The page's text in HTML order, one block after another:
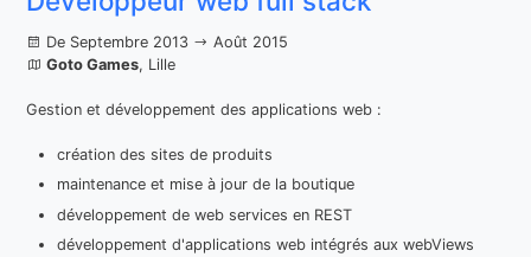
De Septembre 2013
Août 2015
Goto Games, Lille
Gestion et développement des applications web :
création des sites de produits
maintenance et mise à jour de la boutique
développement de web services en REST
développement d'applications web intégrés aux webViews